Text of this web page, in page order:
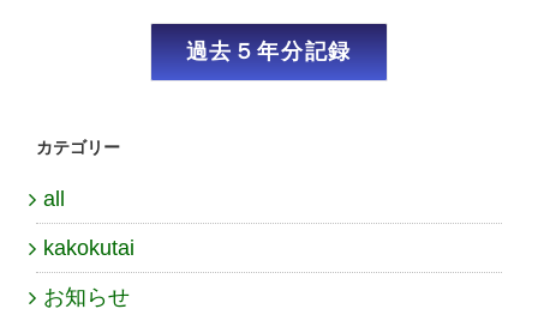
過去５年分記録
カテゴリー
all
kakokutai
お知らせ